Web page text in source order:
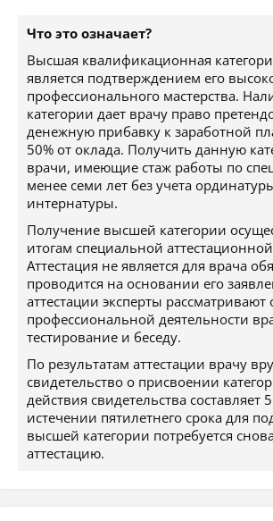
Что это означает?
Высшая квалификационная
является подтверждением его
профессионального мастерства.
категории дает врачу право
денежную прибавку к заработной
50% от оклада. Получить данную
врачи, имеющие стаж работы по
менее семи лет без учета
интернатуры.
Получение высшей категории
итогам специальной
Аттестация не является для врача
проводится на основании его
аттестации эксперты рассматривают
профессиональной деятельности
тестирование и беседу.
По результатам аттестации врачу
свидетельство о присвоении
действия свидетельства составляет
истечении пятилетнего срока для
высшей категории потребуется
аттестацию.